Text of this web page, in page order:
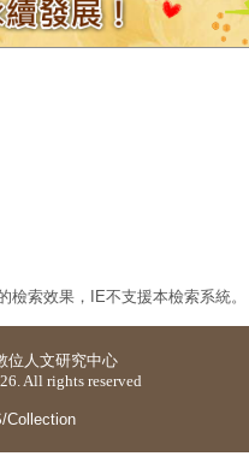
索效果，IE不支援本檢索系統。
位人文研究中心
All rights reserved
Collection